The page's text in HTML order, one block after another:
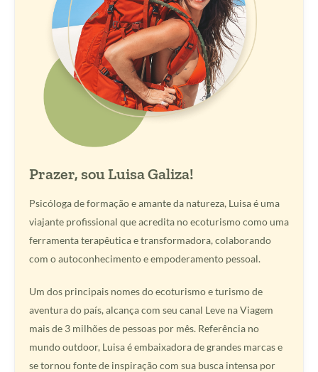
Prazer, sou Luisa Galiza!
Psicóloga de formação e amante da natureza, Luisa é uma
viajante profissional que acredita no ecoturismo como uma
ferramenta terapêutica e transformadora, colaborando
com o autoconhecimento e empoderamento pessoal.
Um dos principais nomes do ecoturismo e turismo de
aventura do país, alcança com seu canal Leve na Viagem
mais de 3 milhões de pessoas por mês. Referência no
mundo outdoor, Luisa é embaixadora de grandes marcas e
se tornou fonte de inspiração com sua busca intensa por